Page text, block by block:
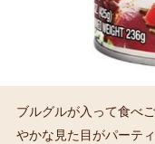
ブルグルが入って食べ
やかな見た目がパーテ